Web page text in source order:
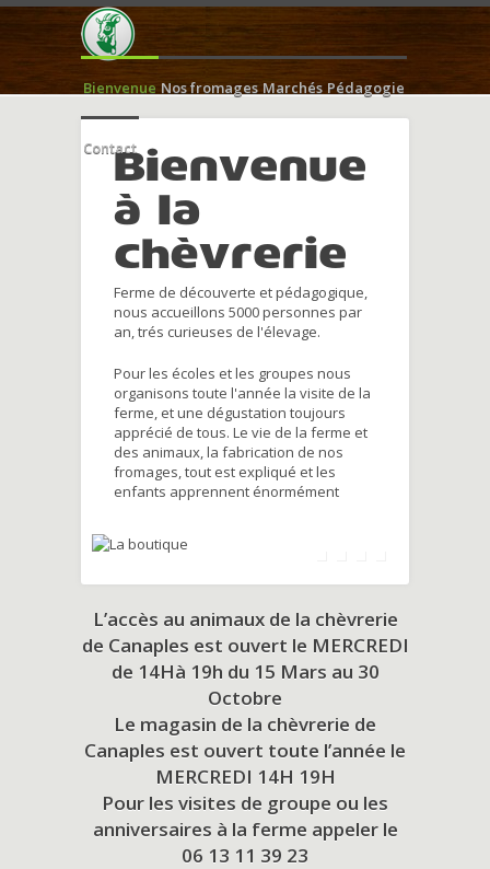
Bienvenue Nos fromages Marchés Pédagogie
ContactBienvenue
à la
chèvrerie
Ferme de découverte et pédagogique,
nous accueillons 5000 personnes par
an, trés curieuses de l'élevage.
Pour les écoles et les groupes nous
organisons toute l'année la visite de la
ferme, et une dégustation toujours
apprécié de tous. Le vie de la ferme et
des animaux, la fabrication de nos
fromages, tout est expliqué et les
enfants apprennent énormément
L’accès au animaux de la chèvrerie
de Canaples est ouvert le MERCREDI
de 14Hà 19h du 15 Mars au 30
Octobre
Le magasin de la chèvrerie de
Canaples est ouvert toute l’année le
MERCREDI 14H 19H
Pour les visites de groupe ou les
anniversaires à la ferme appeler le
06 13 11 39 23